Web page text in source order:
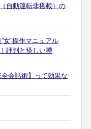
自動運転非搭載）の
女”操作マニュアル
評判と怪しい噂
会話術】って効果な